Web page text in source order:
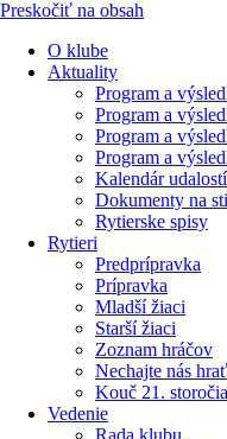
Preskočiť na obsah
O klube
Aktuality
Program a
Program a
Program a
Program a
Kalendár udalostí
Dokumenty na
Rytierske spisy
Rytieri
Predprípravka
Prípravka
Mladší žiaci
Starší žiaci
Zoznam hráčov
Nechajte nás
Kouč 21. storočia
Vedenie
Rada klubu